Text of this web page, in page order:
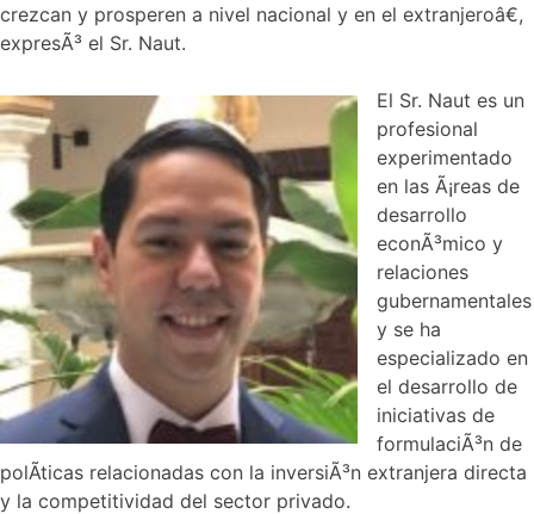
crezcan y prosperen a nivel nacional y en el extranjeroâ€,
expresÃ³ el Sr. Naut.
El Sr. Naut es un
profesional
experimentado
en las Ã¡reas de
desarrollo
econÃ³mico y
relaciones
gubernamentales
y se ha
especializado en
el desarrollo de
iniciativas de
formulaciÃ³n de
polÃ­ticas relacionadas con la inversiÃ³n extranjera directa
y la competitividad del sector privado.